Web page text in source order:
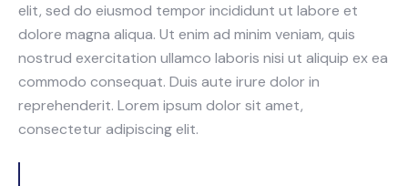
elit, sed do eiusmod tempor incididunt ut labore et
dolore magna aliqua. Ut enim ad minim veniam, quis
nostrud exercitation ullamco laboris nisi ut aliquip ex ea
commodo consequat. Duis aute irure dolor in
reprehenderit. Lorem ipsum dolor sit amet,
consectetur adipiscing elit.